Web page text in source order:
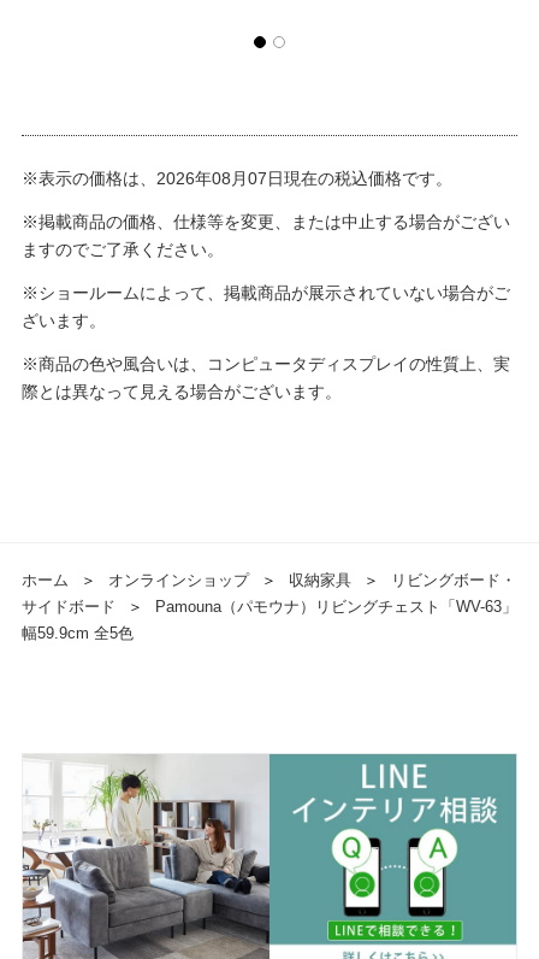
※表示の価格は、2026年08月07日現在の税込価格です。
※掲載商品の価格、仕様等を変更、または中止する場合がござい
ますのでご了承ください。
※ショールームによって、掲載商品が展示されていない場合がご
ざいます。
※商品の色や風合いは、コンピュータディスプレイの性質上、実
際とは異なって見える場合がございます。
ホーム ＞ オンラインショップ ＞ 収納家具 ＞
リビングボード・
サイドボード
＞
Pamouna（パモウナ）リビングチェスト「WV-63」
幅59.9cm 全5色